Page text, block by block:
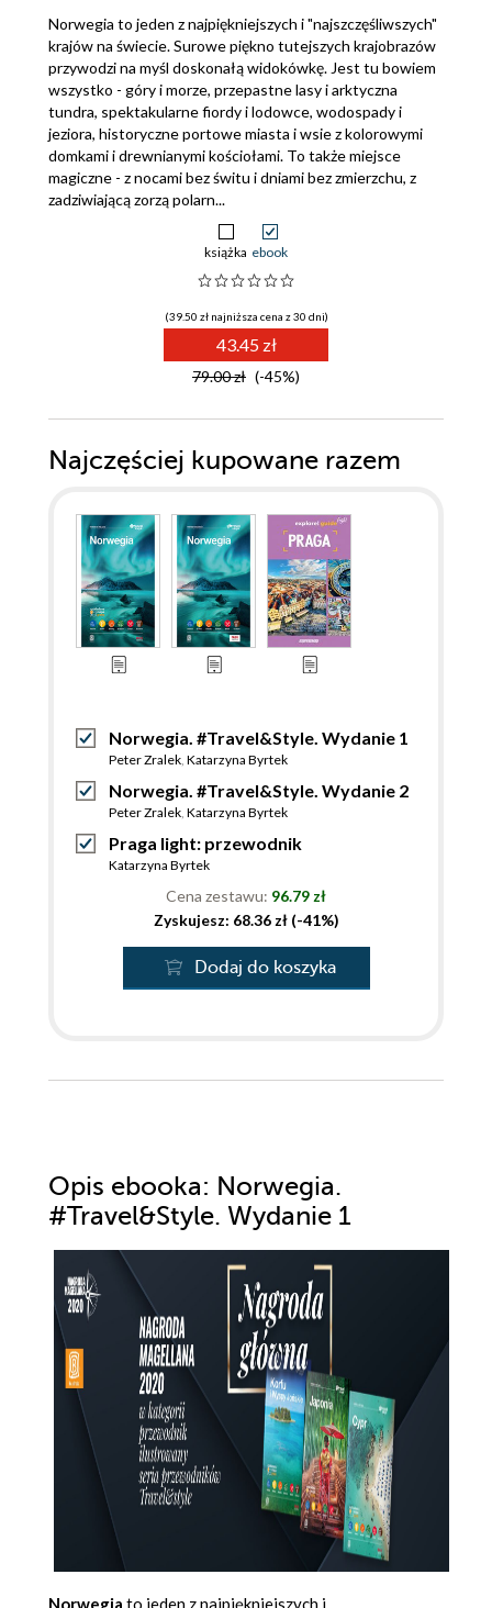
książka ebook
(39.50 zł najniższa cena z 30 dni)
43.45 zł
79.00 zł (-45%)
Norwegia to jeden z najpiękniejszych i "najszczęśliwszych"
krajów na świecie. Surowe piękno tutejszych krajobrazów
przywodzi na myśl doskonałą widokówkę. Jest tu bowiem
wszystko - góry i morze, przepastne lasy i arktyczna
tundra, spektakularne fiordy i lodowce, wodospady i
jeziora, historyczne portowe miasta i wsie z kolorowymi
domkami i drewnianymi kościołami. To także miejsce
magiczne - z nocami bez świtu i dniami bez zmierzchu, z
zadziwiającą zorzą polarn...
Najczęściej kupowane razem
Norwegia. #Travel&Style. Wydanie 1
Peter Zralek Katarzyna Byrtek
Norwegia. #Travel&Style. Wydanie 2
Peter Zralek Katarzyna Byrtek
Praga light: przewodnik
Katarzyna Byrtek
Cena zestawu: 96.79 zł
Zyskujesz: 68.36 zł (-41%)
Dodaj do koszyka
Opis ebooka: Norwegia.
#Travel&Style. Wydanie 1
Norwegia to jeden z najpiękniejszych i